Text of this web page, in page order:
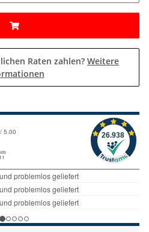
Raten zahlen? Weitere